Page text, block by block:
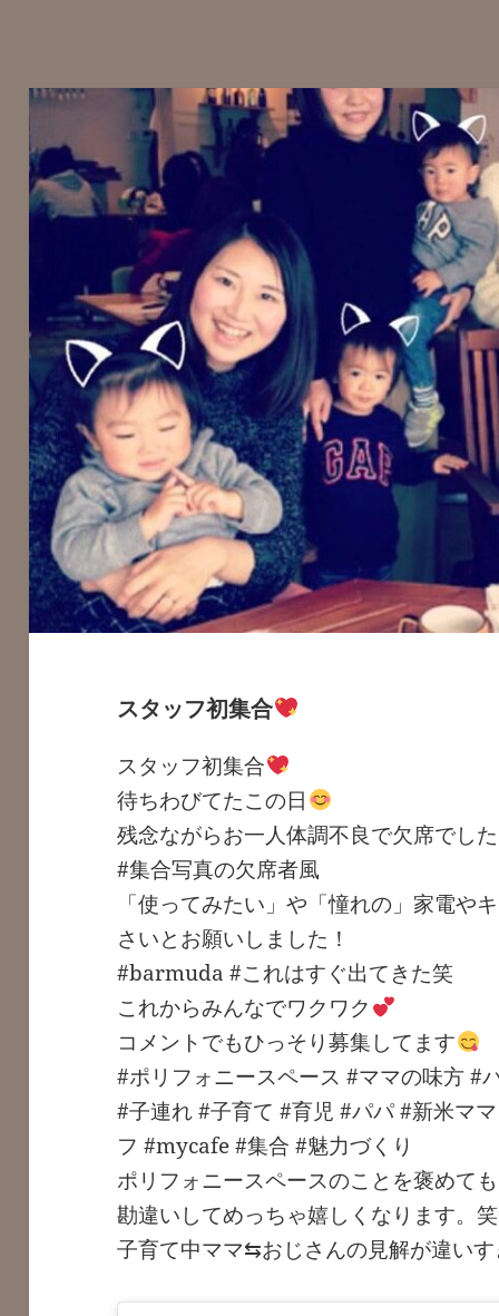
スタッフ初集合
スタッフ初集合
待ちわびてたこの日
残念ながらお一人体調不良で欠席でし
#集合写真の欠席者風
「使ってみたい」や「憧れの」家電や
さいとお願いしました！
#barmuda #これはすぐ出てきた笑
これからみんなでワクワク
コメントでもひっそり募集してます
#ポリフォニースペース #ママの味方 #
#子連れ #子育て #育児 #パパ #新米マ
フ #mycafe #集合 #魅力づくり
ポリフォニースペースのことを褒めて
勘違いしてめっちゃ嬉しくなります。
子育て中ママ⇆おじさんの見解が違い